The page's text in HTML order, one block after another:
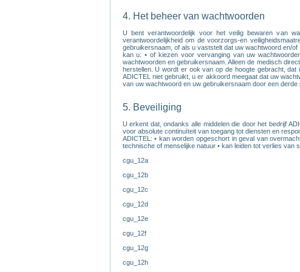
4. Het beheer van wachtwoorden
U bent verantwoordelijk voor het veilig bewaren van
verantwoordelijkheid om de voorzorgs-en
gebruikersnaam, of als u vaststelt dat uw wachtwoord en/
kan u: • of kiezen voor vervanging van uw
wachtwoorden en gebruikersnaam. Alleen de medisch
herstellen. U wordt er ook van op de hoogte gebracht,
ADICTEL niet gebruikt, u er akkoord meegaat dat uw
van uw wachtwoord en uw gebruikersnaam door een derde
5. Beveiliging
U erkent dat, ondanks alle middelen die door het bedrijf
voor absolute continuïteit van toegang tot diensten en
ADICTEL: • kan worden opgeschort in geval van
technische of menselijke natuur • kan leiden tot verlies van
cgu_12a
cgu_12b
cgu_12c
cgu_12d
cgu_12e
cgu_12f
cgu_12g
cgu_12h